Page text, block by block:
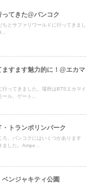
てきた@バンコク
とサファリワールドに行ってきまし
すます魅力的に！@エカマ
行ってきました。場所はBTSエカマイ
ル、ゲート...
トランポリンパーク
ろ、バンコクにはいくつかあります
した。Ampe...
ンジャキティ公園